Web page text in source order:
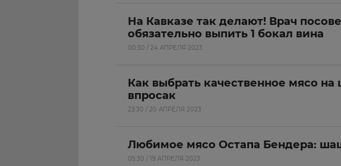
На Кавказе так делают! Врач
обязательно выпить 1 бокал вина
00:30 / 24 АПРЕЛЯ 2023
Как выбрать качественное мясо
впросак
23:30 / 20 АПРЕЛЯ 2023
Любимое мясо Остапа Бендера:
05:30 / 19 АПРЕЛЯ 2023